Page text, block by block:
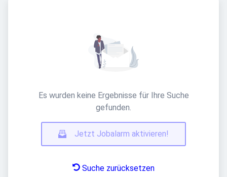
Es wurden keine Ergebnisse für Ihre Suche
gefunden.
Jetzt Jobalarm aktivieren!
Suche zurücksetzen